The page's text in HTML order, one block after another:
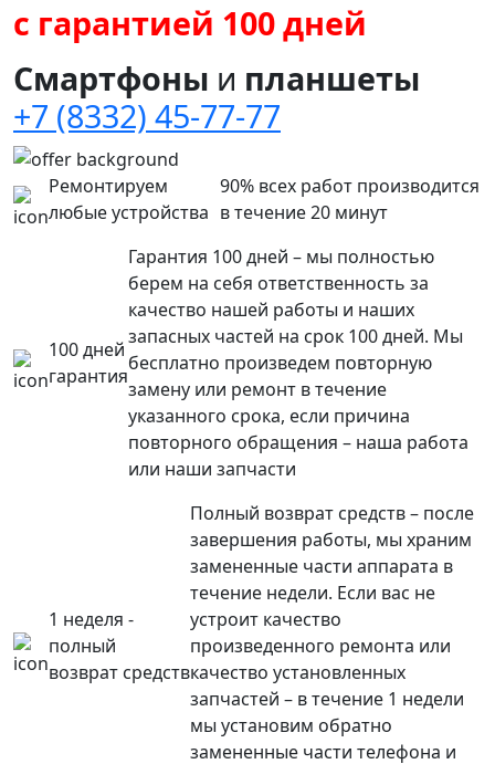
с гарантией 100 дней
Смартфоны и планшеты
+7 (8332) 45-77-77
Ремонтируем
любые устройства
90% всех работ производится
в течение 20 минут
100 дней
гарантия
Гарантия 100 дней – мы полностью
берем на себя ответственность за
качество нашей работы и наших
запасных частей на срок 100 дней. Мы
бесплатно произведем повторную
замену или ремонт в течение
указанного срока, если причина
повторного обращения – наша работа
или наши запчасти
1 неделя -
полный
возврат средств
Полный возврат средств – после
завершения работы, мы храним
замененные части аппарата в
течение недели. Если вас не
устроит качество
произведенного ремонта или
качество установленных
запчастей – в течение 1 недели
мы установим обратно
замененные части телефона и